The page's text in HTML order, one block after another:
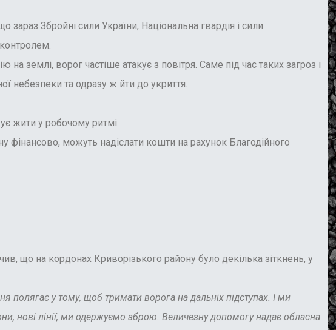
зараз Збройні сили України, Національна гвардія і сили
землі, ворог частіше атакує з повітря. Саме під час таких загроз і
небезпеки та одразу ж йти до укриття.
жити у робочому ритмі.
можуть надіслати кошти на рахунок Благодійного
що на кордонах Криворізького району було декілька зіткнень, у
у тому, щоб тримати ворога на дальніх підступах. І ми
нові лінії, ми одержуємо зброю. Величезну допомогу надає обласна